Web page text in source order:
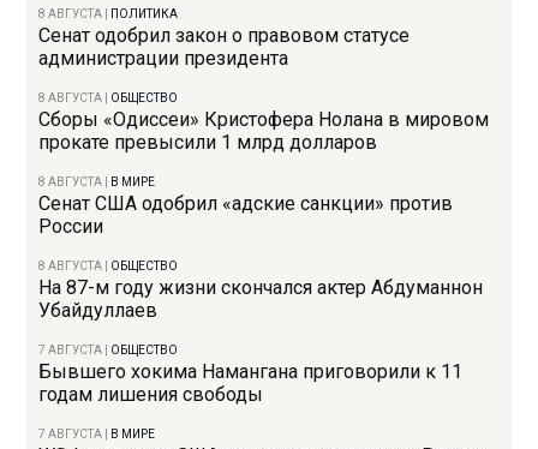
8 АВГУСТА ПОЛИТИКА
Сенат одобрил закон о правовом статусе
администрации президента
8 АВГУСТА ОБЩЕСТВО
Сборы «Одиссеи» Кристофера Нолана в мировом
прокате превысили 1 млрд долларов
8 АВГУСТА В МИРЕ
Сенат США одобрил «адские санкции» против
России
8 АВГУСТА ОБЩЕСТВО
На 87-м году жизни скончался актер Абдуманнон
Убайдуллаев
7 АВГУСТА ОБЩЕСТВО
Бывшего хокима Намангана приговорили к 11
годам лишения свободы
7 АВГУСТА В МИРЕ